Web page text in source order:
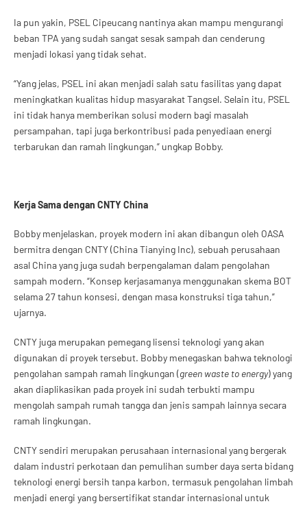
Ia pun yakin, PSEL Cipeucang nantinya akan mampu mengurangi
beban TPA yang sudah sangat sesak sampah dan cenderung
menjadi lokasi yang tidak sehat.
“Yang jelas, PSEL ini akan menjadi salah satu fasilitas yang dapat
meningkatkan kualitas hidup masyarakat Tangsel. Selain itu, PSEL
ini tidak hanya memberikan solusi modern bagi masalah
persampahan, tapi juga berkontribusi pada penyediaan energi
terbarukan dan ramah lingkungan,” ungkap Bobby.
Kerja Sama dengan CNTY China
Bobby menjelaskan, proyek modern ini akan dibangun oleh OASA
bermitra dengan CNTY (China Tianying Inc), sebuah perusahaan
asal China yang juga sudah berpengalaman dalam pengolahan
sampah modern. “Konsep kerjasamanya menggunakan skema BOT
selama 27 tahun konsesi, dengan masa konstruksi tiga tahun,”
ujarnya.
CNTY juga merupakan pemegang lisensi teknologi yang akan
digunakan di proyek tersebut. Bobby menegaskan bahwa teknologi
pengolahan sampah ramah lingkungan (green waste to energy) yang
akan diaplikasikan pada proyek ini sudah terbukti mampu
mengolah sampah rumah tangga dan jenis sampah lainnya secara
ramah lingkungan.
CNTY sendiri merupakan perusahaan internasional yang bergerak
dalam industri perkotaan dan pemulihan sumber daya serta bidang
teknologi energi bersih tanpa karbon, termasuk pengolahan limbah
menjadi energi yang bersertifikat standar internasional untuk